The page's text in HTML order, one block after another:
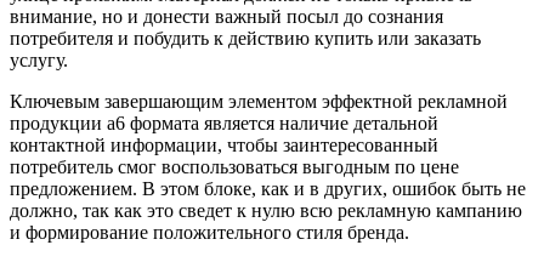
внимание, но и донести важный посыл до сознания
потребителя и побудить к действию купить или заказать
услугу.
Ключевым завершающим элементом эффектной рекламной
продукции а6 формата является наличие детальной
контактной информации, чтобы заинтересованный
потребитель смог воспользоваться выгодным по цене
предложением. В этом блоке, как и в других, ошибок быть не
должно, так как это сведет к нулю всю рекламную кампанию
и формирование положительного стиля бренда.